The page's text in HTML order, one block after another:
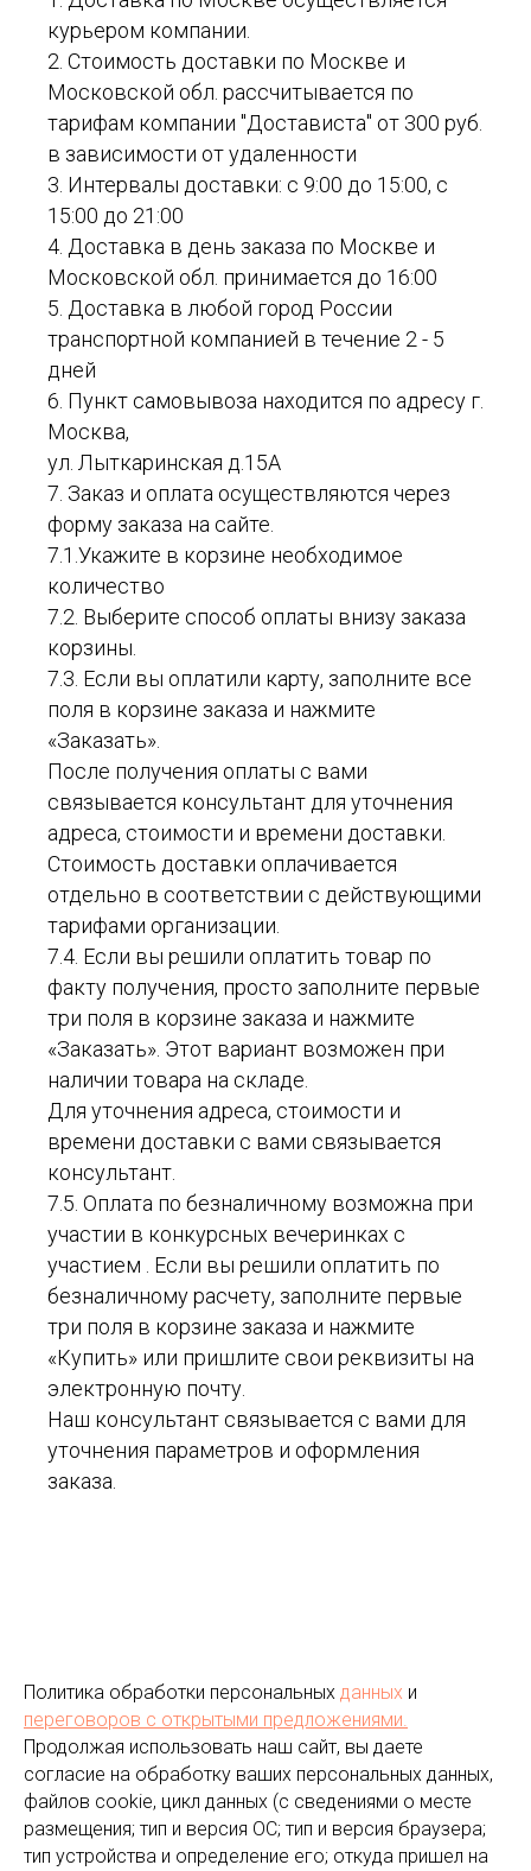
курьером компании.
2. Стоимость доставки по Москве и
Московской обл. рассчитывается по
тарифам компании "Достависта" от 300 руб.
в зависимости от удаленности
3. Интервалы доставки: с 9:00 до 15:00, с
15:00 до 21:00
4. Доставка в день заказа по Москве и
Московской обл. принимается до 16:00
5. Доставка в любой город России
транспортной компанией в течение 2 - 5
дней
6. Пункт самовывоза находится по адресу г.
Москва,
ул. Лыткаринская д.15А
7. Заказ и оплата осуществляются через
форму заказа на сайте.
7.1.Укажите в корзине необходимое
количество
7.2. Выберите способ оплаты внизу заказа
корзины.
7.3. Если вы оплатили карту, заполните все
поля в корзине заказа и нажмите
«Заказать».
После получения оплаты с вами
связывается консультант для уточнения
адреса, стоимости и времени доставки.
Стоимость доставки оплачивается
отдельно в соответствии с действующими
тарифами организации.
7.4. Если вы решили оплатить товар по
факту получения, просто заполните первые
три поля в корзине заказа и нажмите
«Заказать». Этот вариант возможен при
наличии товара на складе.
Для уточнения адреса, стоимости и
времени доставки с вами связывается
консультант.
7.5. Оплата по безналичному возможна при
участии в конкурсных вечеринках с
участием . Если вы решили оплатить по
безналичному расчету, заполните первые
три поля в корзине заказа и нажмите
«Купить» или пришлите свои реквизиты на
электронную почту.
Наш консультант связывается с вами для
уточнения параметров и оформления
заказа.
Политика обработки персональных данных и
переговоров с открытыми предложениями.
Продолжая использовать наш сайт, вы даете
согласие на обработку ваших персональных данных,
файлов cookie, цикл данных (с сведениями о месте
размещения; тип и версия ОС; тип и версия браузера;
тип устройства и определение его; откуда пришел на